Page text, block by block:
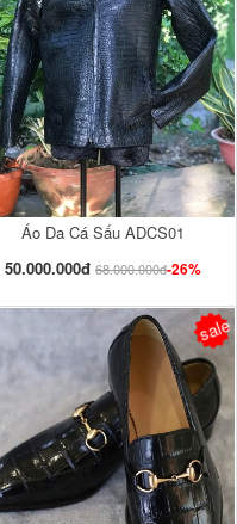
Áo Da Cá Sấu ADCS01
50.000.000đ 68.000.000đ-26%
sale